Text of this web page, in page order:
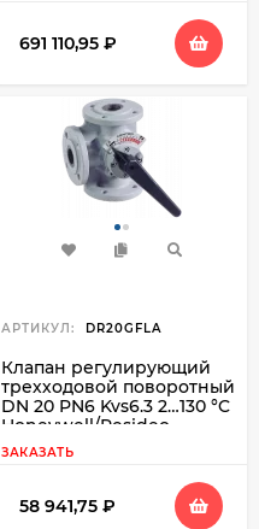
691 110,95 ₽
АРТИКУЛ: DR20GFLA
Клапан регулирующий
трехходовой поворотный
DN 20 PN6 Kvs6.3 2…130 °C
Honeywell/Resideo
DR20GFLA
ЗАКАЗАТЬ
58 941,75 ₽